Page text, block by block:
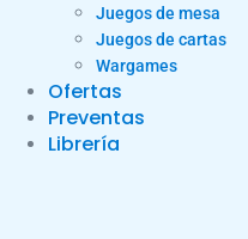
Juegos de mesa
Juegos de cartas
Wargames
Ofertas
Preventas
Librería